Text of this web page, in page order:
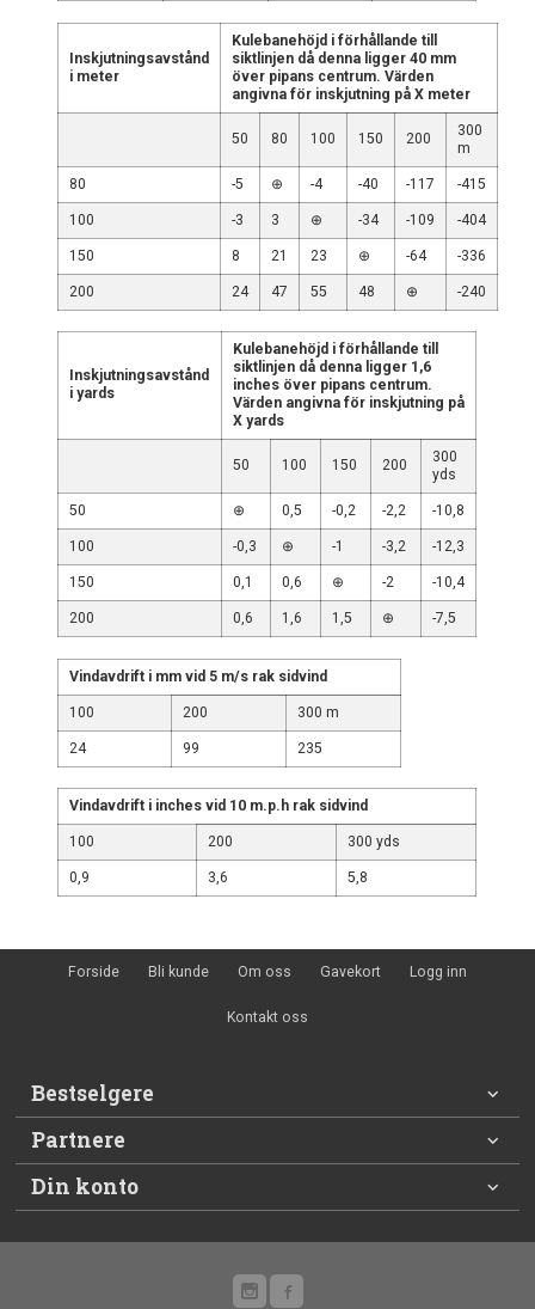
Inskjutningsavstånd
i meter
Kulebanehöjd i förhållande till
siktlinjen då denna ligger 40 mm
över pipans centrum. Värden
angivna för inskjutning på X meter
50 80 100 150 200
300
m
80 -5 ⊕ -4 -40 -117 -415
100 -3 3 ⊕ -34 -109 -404
150 8 21 23 ⊕ -64 -336
200 24 47 55 48 ⊕ -240
Inskjutningsavstånd
i yards
Kulebanehöjd i förhållande till
siktlinjen då denna ligger 1,6
inches över pipans centrum.
Värden angivna för inskjutning på
X yards
50 100 150 200
300
yds
50 ⊕ 0,5 -0,2 -2,2 -10,8
100 -0,3 ⊕ -1 -3,2 -12,3
150 0,1 0,6 ⊕ -2 -10,4
200 0,6 1,6 1,5 ⊕ -7,5
Vindavdrift i mm vid 5 m/s rak sidvind
100 200 300 m
24 99 235
Vindavdrift i inches vid 10 m.p.h rak sidvind
100 200 300 yds
0,9 3,6 5,8
Forside Bli kunde Om oss Gavekort Logg inn
Kontakt oss
Bestselgere
Partnere
Din konto